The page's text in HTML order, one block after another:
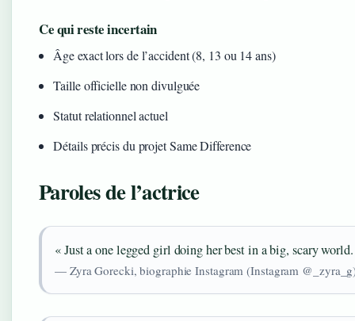
Ce qui reste incertain
Âge exact lors de l’accident (8, 13 ou 14 ans)
Taille officielle non divulguée
Statut relationnel actuel
Détails précis du projet Same Difference
Paroles de l’actrice
« Just a one legged girl doing her best in a big, scary
— Zyra Gorecki, biographie Instagram (Instagram